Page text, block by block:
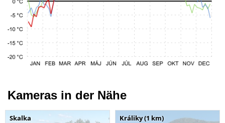
Kameras in der Nähe
Skalka Králiky (1 km)